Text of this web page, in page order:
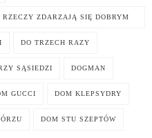
ZDARZAJĄ SIĘ DOBRYM
DO TRZECH RAZY
SĄSIEDZI DOGMAN
GUCCI DOM KLEPSYDRY
DOM STU SZEPTÓW